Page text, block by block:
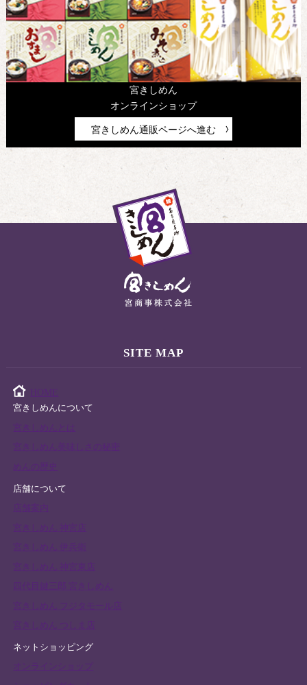
宮きしめん
オンラインショップ
宮きしめん通販ページへ進む
SITE MAP
HOME
宮きしめんについて
宮きしめん美味しさの秘密
めんの歴史
店舗について
宮きしめん 神宮店
宮きしめん 神宮東店
宮きしめん フジタモール店
ネットショッピング